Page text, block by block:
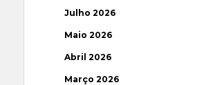
Julho 2026
Maio 2026
Abril 2026
Março 2026